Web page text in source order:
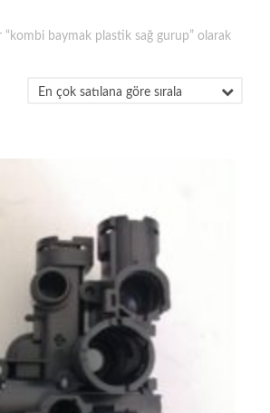
“kombi baymak plastik sağ gurup” olarak